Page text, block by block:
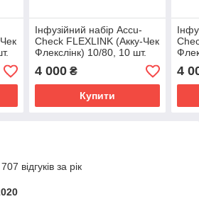
Інфузійний набір Accu-
Check FLEXLINK (Акку-Чек
Флекслінк) 10/80, 10 шт.
4 000₴
Купити
4
відгуків за рік